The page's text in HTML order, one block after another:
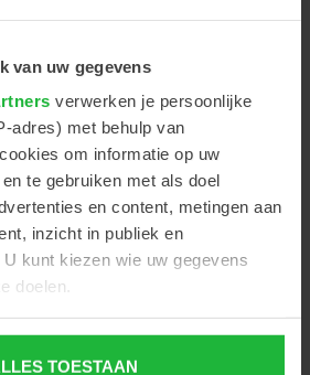
van uw gegevens
verwerken je persoonlijke
adres) met behulp van
om informatie op uw
te gebruiken met als doel
en content, metingen aan
inzicht in publiek en
kunt kiezen wie uw gegevens
doelen.
we ook graag:
over uw geografische locatie,
TOESTAAN